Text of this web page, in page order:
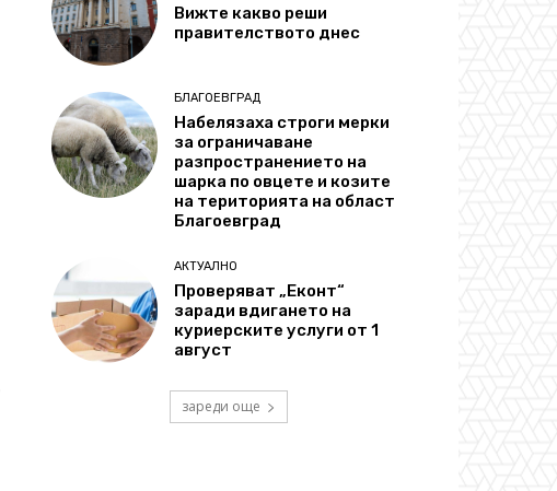
Вижте какво реши
правителството днес
БЛАГОЕВГРАД
Набелязаха строги мерки
за ограничаване
разпространението на
шарка по овцете и козите
на територията на област
Благоевград
АКТУАЛНО
Проверяват „Еконт“
заради вдигането на
куриерските услуги от 1
август
зареди още